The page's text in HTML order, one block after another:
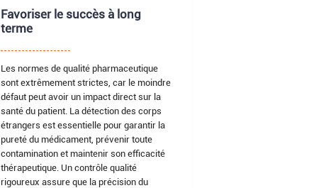
Favoriser le succès à long
terme
Les normes de qualité pharmaceutique
sont extrêmement strictes, car le moindre
défaut peut avoir un impact direct sur la
santé du patient. La détection des corps
étrangers est essentielle pour garantir la
pureté du médicament, prévenir toute
contamination et maintenir son efficacité
thérapeutique. Un contrôle qualité
rigoureux assure que la précision du